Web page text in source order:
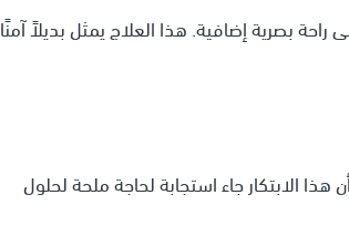
بصرية إضافية. هذا العلاج يمثل بديلاً آمنًا
هذا الابتكار جاء استجابة لحاجة ملحة لحلول